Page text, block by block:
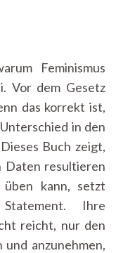
Feminismus
Vor dem Gesetz
das korrekt ist,
in den
Buch zeigt,
Daten resultieren
kann, setzt
Ihre
reicht, nur den
und anzunehmen,